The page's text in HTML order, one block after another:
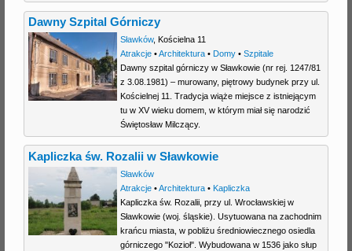
Dawny Szpital Górniczy
Sławków, Kościelna 11
Atrakcje•Architektura• Domy• Szpitale
Dawny szpital górniczy w Sławkowie (nr rej. 1247/81
z 3.08.1981) – murowany, piętrowy budynek przy ul.
Kościelnej 11. Tradycja wiąże miejsce z istniejącym
tu w XV wieku domem, w którym miał się narodzić
Świętosław Milczący.
Kapliczka św. Rozalii w Sławkowie
Sławków
Atrakcje•Architektura• Kapliczka
Kapliczka św. Rozalii, przy ul. Wrocławskiej w
Sławkowie (woj. śląskie). Usytuowana na zachodnim
krańcu miasta, w pobliżu średniowiecznego osiedla
górniczego "Kozioł". Wybudowana w 1536 jako słup